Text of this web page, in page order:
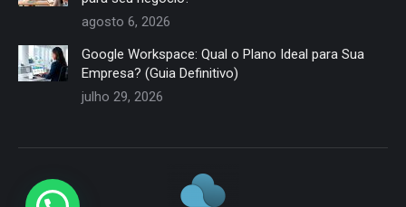
agosto 6, 2026
Google Workspace: Qual o Plano Ideal para Sua
Empresa? (Guia Definitivo)
julho 29, 2026